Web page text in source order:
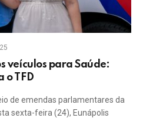
veículos para Saúde:
o TFD
de emendas parlamentares da
sexta-feira (24), Eunápolis